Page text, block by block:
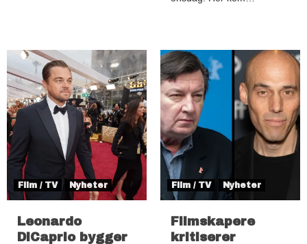
Film / TV Nyheter
Leonardo
DiCaprio bygger
Film / TV Nyheter
Filmskapere
kritiserer